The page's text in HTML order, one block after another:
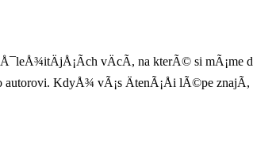
vÄcÃ­, na kterÃ© si
autorovi. KdyÅ¾ vÃ¡s ÄtenÃ¡Åi lÃ©pe